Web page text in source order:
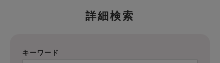
詳細検索
キーワード